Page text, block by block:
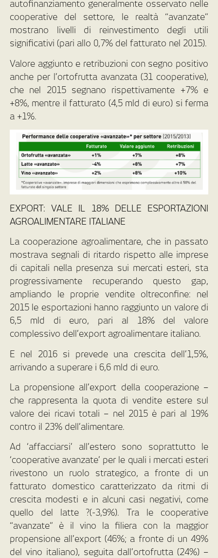
autofinanziamento generalmente osservato nelle
cooperative del settore, le realtà “avanzate”
mostrano livelli di reinvestimento degli utili
significativi (pari allo 0,7% del fatturato nel 2015).
Valore aggiunto e retribuzioni con segno positivo
anche per l’ortofrutta avanzata (31 cooperative),
che nel 2015 segnano rispettivamente +7% e
+8%, mentre il fatturato (4,5 mld di euro) si ferma
a +1%.
EXPORT: VALE IL 18% DELLE ESPORTAZIONI
AGROALIMENTARE ITALIANE
La cooperazione agroalimentare, che in passato
mostrava segnali di ritardo rispetto alle imprese
di capitali nella presenza sui mercati esteri, sta
progressivamente recuperando questo gap,
ampliando le proprie vendite oltreconfine: nel
2015 le esportazioni hanno raggiunto un valore di
6,5 mld di euro, pari al 18% del valore
complessivo dell’export agroalimentare italiano.
E nel 2016 si prevede una crescita dell’1,5%,
arrivando a superare i 6,6 mld di euro.
La propensione all’export della cooperazione –
che rappresenta la quota di vendite estere sul
valore dei ricavi totali – nel 2015 è pari al 19%
contro il 23% dell’alimentare.
Ad ‘affacciarsi’ all’estero sono soprattutto le
‘cooperative avanzate’ per le quali i mercati esteri
rivestono un ruolo strategico, a fronte di un
fatturato domestico caratterizzato da ritmi di
crescita modesti e in alcuni casi negativi, come
quello del latte ?(-3,9%). Tra le cooperative
“avanzate” è il vino la filiera con la maggior
propensione all’export (46%; a fronte di un 49%
del vino italiano), seguita dall’ortofrutta (24%) –